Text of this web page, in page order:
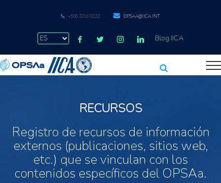
+506 2216 0222 OPSAA@IICA.INT
Blog IICA
RECURSOS
Registro de recursos de información
externos (publicaciones, sitios web,
etc.) que se vinculan con los
contenidos específicos del OPSAa.